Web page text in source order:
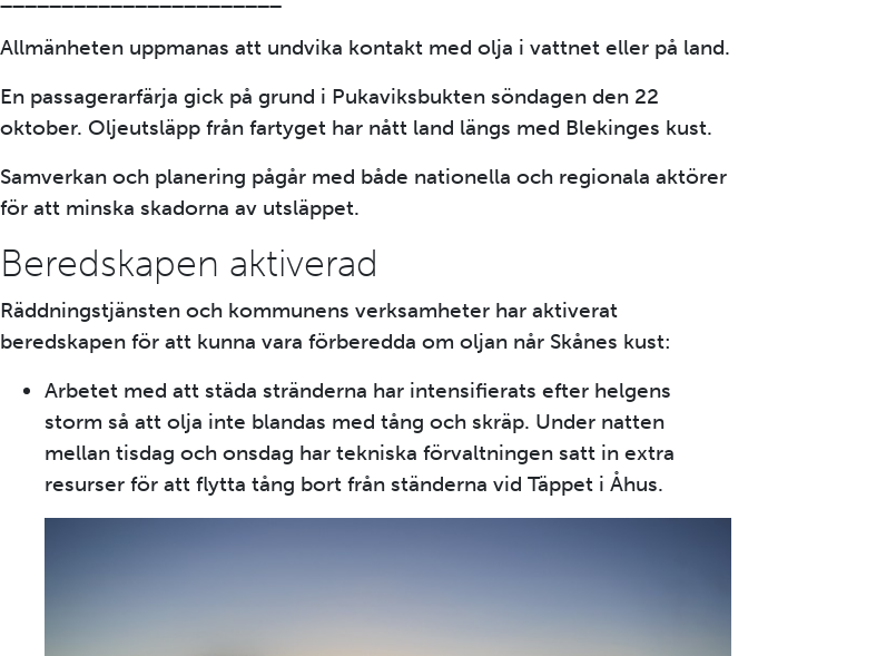
Allmänheten uppmanas att undvika kontakt med olja i vattnet eller på land.
En passagerarfärja gick på grund i Pukaviksbukten söndagen den 22
oktober. Oljeutsläpp från fartyget har nått land längs med Blekinges kust.
Samverkan och planering pågår med både nationella och regionala aktörer
för att minska skadorna av utsläppet.
Beredskapen aktiverad
Räddningstjänsten och kommunens verksamheter har aktiverat
beredskapen för att kunna vara förberedda om oljan når Skånes kust:
Arbetet med att städa stränderna har intensifierats efter helgens
storm så att olja inte blandas med tång och skräp. Under natten
mellan tisdag och onsdag har tekniska förvaltningen satt in extra
resurser för att flytta tång bort från ständerna vid Täppet i Åhus.